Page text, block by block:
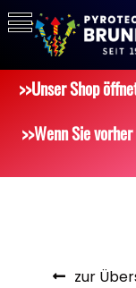
>>Unser Shop
>>Wenn Sie
zur